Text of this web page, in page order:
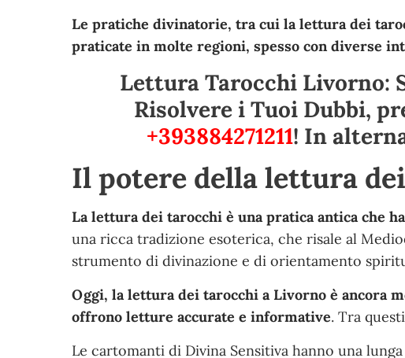
Le pratiche divinatorie, tra cui la lettura dei
praticate in molte regioni, spesso con diverse
Lettura Tarocchi Livorno:
Risolvere i Tuoi Dubbi,
+393884271211! In
Il potere della lettura
La lettura dei tarocchi è una pratica antica che
una ricca tradizione esoterica, che risale al
strumento di divinazione e di orientamento
Oggi, la lettura dei tarocchi a Livorno è ancora
offrono letture accurate e informative. Tra
Le cartomanti di Divina Sensitiva hanno una